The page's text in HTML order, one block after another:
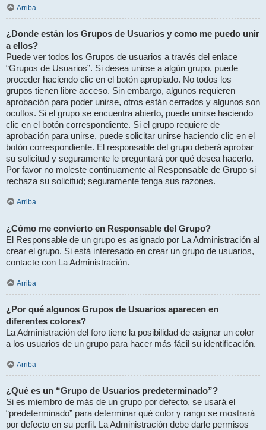
Arriba
¿Donde están los Grupos de Usuarios y como me puedo unir
a ellos?
Puede ver todos los Grupos de usuarios a través del enlace
“Grupos de Usuarios”. Si desea unirse a algún grupo, puede
proceder haciendo clic en el botón apropiado. No todos los
grupos tienen libre acceso. Sin embargo, algunos requieren
aprobación para poder unirse, otros están cerrados y algunos son
ocultos. Si el grupo se encuentra abierto, puede unirse haciendo
clic en el botón correspondiente. Si el grupo requiere de
aprobación para unirse, puede solicitar unirse haciendo clic en el
botón correspondiente. El responsable del grupo deberá aprobar
su solicitud y seguramente le preguntará por qué desea hacerlo.
Por favor no moleste continuamente al Responsable de Grupo si
rechaza su solicitud; seguramente tenga sus razones.
Arriba
¿Cómo me convierto en Responsable del Grupo?
El Responsable de un grupo es asignado por La Administración al
crear el grupo. Si está interesado en crear un grupo de usuarios,
contacte con La Administración.
Arriba
¿Por qué algunos Grupos de Usuarios aparecen en
diferentes colores?
La Administración del foro tiene la posibilidad de asignar un color
a los usuarios de un grupo para hacer más fácil su identificación.
Arriba
¿Qué es un “Grupo de Usuarios predeterminado”?
Si es miembro de más de un grupo por defecto, se usará el
“predeterminado” para determinar qué color y rango se mostrará
por defecto en su perfil. La Administración debe darle permisos